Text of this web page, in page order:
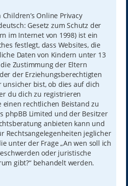
Children’s Online Privacy
Gesetz zum Schutz der
im Internet von 1998) ist ein
festlegt, dass Websites, die
Daten von Kindern unter 13
Zustimmung der Eltern
der Erziehungsberechtigten
bist, ob dies auf dich
du dich zu registrieren
einen rechtlichen Beistand zu
phpBB Limited und der Besitzer
anbieten kann und
Rechtsangelegenheiten jeglicher
unter der Frage „An wen soll ich
oder juristische
gibt?“ behandelt werden.